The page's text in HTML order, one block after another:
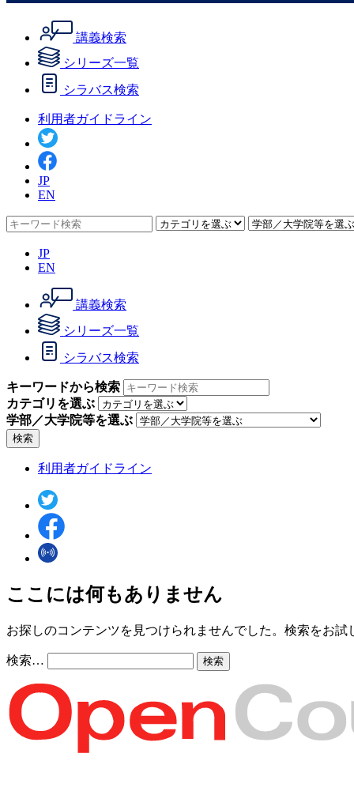
講義検索
シリーズ一覧
シラバス検索
利用者ガイドライン
JP
EN
JP
EN
講義検索
シリーズ一覧
シラバス検索
キーワードから検索
カテゴリを選ぶ
学部／大学院等を選ぶ
検索
利用者ガイドライン
ここには何もありません
お探しのコンテンツを見つけられませんでした。検索をお試
検索…